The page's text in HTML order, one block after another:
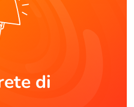
di